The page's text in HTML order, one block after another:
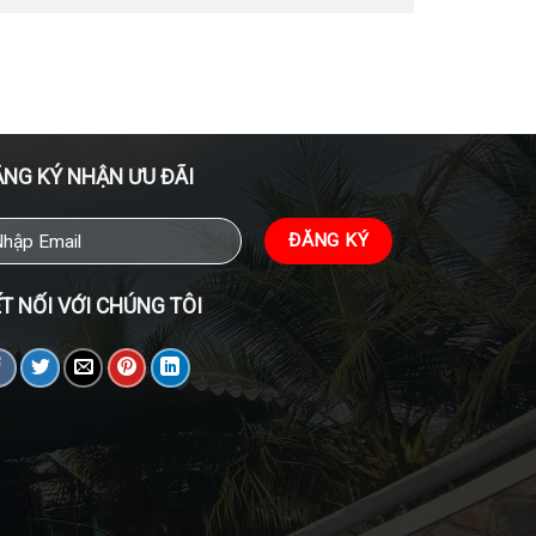
KÝ NHẬN ƯU ĐÃI
NỐI VỚI CHÚNG TÔI